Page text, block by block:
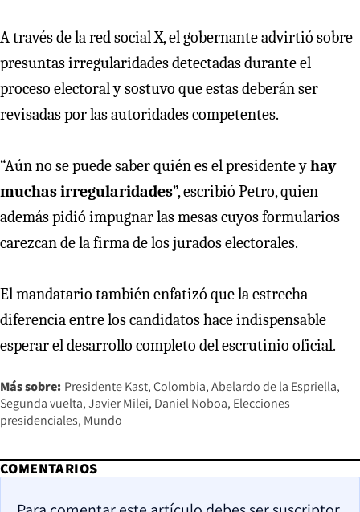
A través de la red social X, el gobernante advirtió sobre
presuntas irregularidades detectadas durante el
proceso electoral y sostuvo que estas deberán ser
revisadas por las autoridades competentes.
“Aún no se puede saber quién es el presidente yhay
muchas irregularidades”, escribió Petro, quien
además pidió impugnar las mesas cuyos formularios
carezcan de la firma de los jurados electorales.
El mandatario también enfatizó que la estrecha
diferencia entre los candidatos hace indispensable
esperar el desarrollo completo del escrutinio oficial.
Más sobre: Presidente Kast Colombia Abelardo de la Espriella
Segunda vuelta Javier Milei Daniel Noboa Elecciones
presidenciales Mundo
COMENTARIOS